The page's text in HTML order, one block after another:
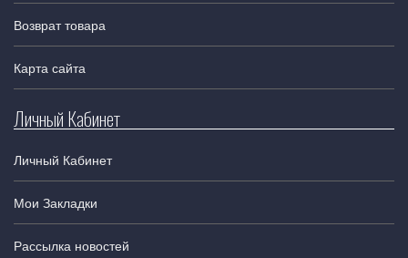
Возврат товара
Карта сайта
Личный Кабинет
Личный Кабинет
Мои Закладки
Рассылка новостей